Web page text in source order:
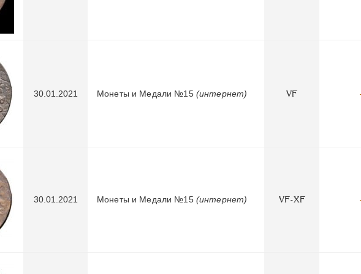
30.01.2021 Монеты и Медали №15 (интернет) VF
30.01.2021 Монеты и Медали №15 (интернет) VF-XF